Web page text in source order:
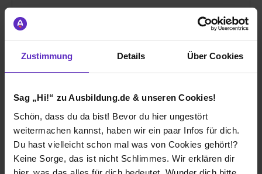
Zustimmung Details Über Cookies
Sag „Hi!“ zu Ausbildung.de & unseren Cookies!
Schön, dass du da bist! Bevor du hier ungestört
weitermachen kannst, haben wir ein paar Infos für dich.
Du hast vielleicht schon mal was von Cookies gehört!?
Keine Sorge, das ist nicht Schlimmes. Wir erklären dir
Ausbildung - Kaufleute für Spedition und
Logistikdienstleistung (m/w/d) ab 01.09.2026
bei L.I.T. Speditions GmbH